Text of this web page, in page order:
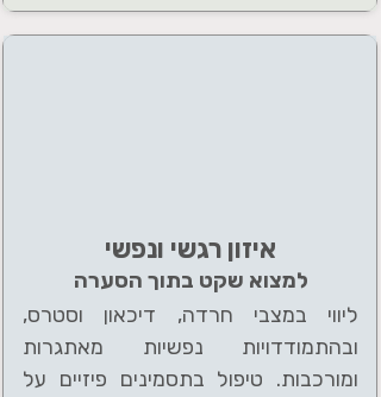
איזון רגשי ונפשי
למצוא שקט בתוך הסערה
ליווי במצבי חרדה, דיכאון וסטרס,
ובהתמודדויות נפשיות מאתגרות
ומורכבות. טיפול בתסמינים פיזיים על